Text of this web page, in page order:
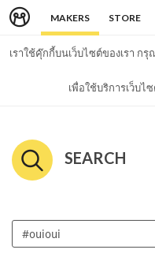
MAKERS STORE
เราใช้คุ๊กกี้บนเว็บไซต์ของเรา ก
เพื่อใช้บริการเว็บไ
SEARCH